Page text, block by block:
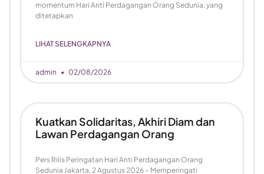
momentum Hari Anti Perdagangan Orang Sedunia, yang
ditetapkan
LIHAT SELENGKAPNYA
admin 02/08/2026
Kuatkan Solidaritas, Akhiri Diam dan
Lawan Perdagangan Orang
Pers Rilis Peringatan Hari Anti Perdagangan Orang
Sedunia Jakarta, 2 Agustus 2026 – Memperingati